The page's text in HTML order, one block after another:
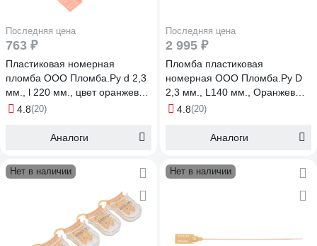
Последняя цена
763 ₽
Пластиковая номерная
пломба ООО Пломба.Ру d 2,3
мм., l 220 мм., цвет оранжевый
100 шт. кпп-3-1602 ст 1006064
4.8(20)
Аналоги
Последняя цена
2 995 ₽
Пломба пластиковая
номерная ООО Пломба.Ру D
2,3 мм., L140 мм., Оранжевый,
500 шт. КПП-3-1601 СТ 620033
4.8(20)
Аналоги
Нет в наличии Нет в наличии